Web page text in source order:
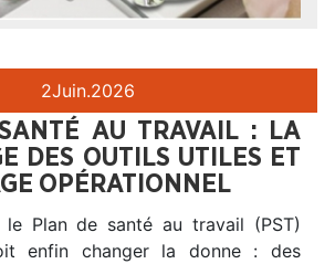
2Juin.2026
AU TRAVAIL : LA
DES OUTILS UTILES ET
OPÉRATIONNEL
le Plan de santé au travail (PST)
enfin changer la donne : des